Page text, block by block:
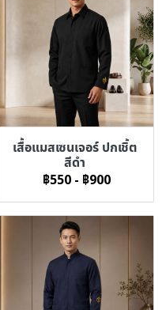
เสื้อแมสเซนเจอร์ ปกเชิ้ต
สีดำ
฿550 - ฿900